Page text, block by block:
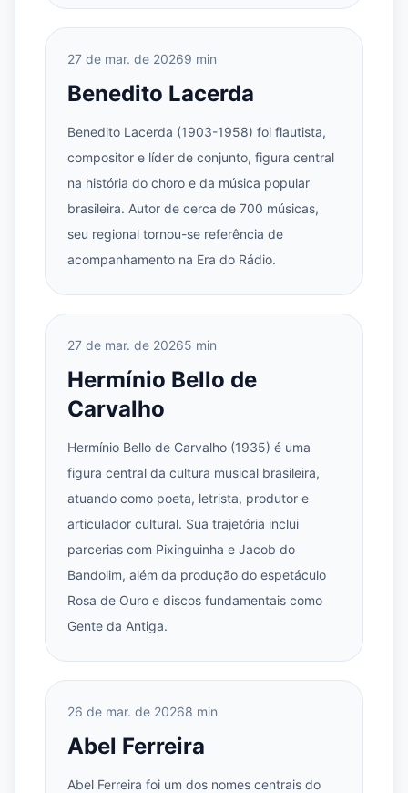
27 de mar. de 20269 min
Benedito Lacerda
Benedito Lacerda (1903-1958) foi flautista,
compositor e líder de conjunto, figura central
na história do choro e da música popular
brasileira. Autor de cerca de 700 músicas,
seu regional tornou-se referência de
acompanhamento na Era do Rádio.
27 de mar. de 20265 min
Hermínio Bello de
Carvalho
Hermínio Bello de Carvalho (1935) é uma
figura central da cultura musical brasileira,
atuando como poeta, letrista, produtor e
articulador cultural. Sua trajetória inclui
parcerias com Pixinguinha e Jacob do
Bandolim, além da produção do espetáculo
Rosa de Ouro e discos fundamentais como
Gente da Antiga.
26 de mar. de 20268 min
Abel Ferreira
Abel Ferreira foi um dos nomes centrais do